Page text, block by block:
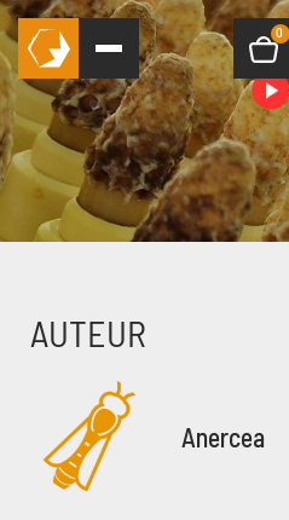
0
AUTEUR
Anercea